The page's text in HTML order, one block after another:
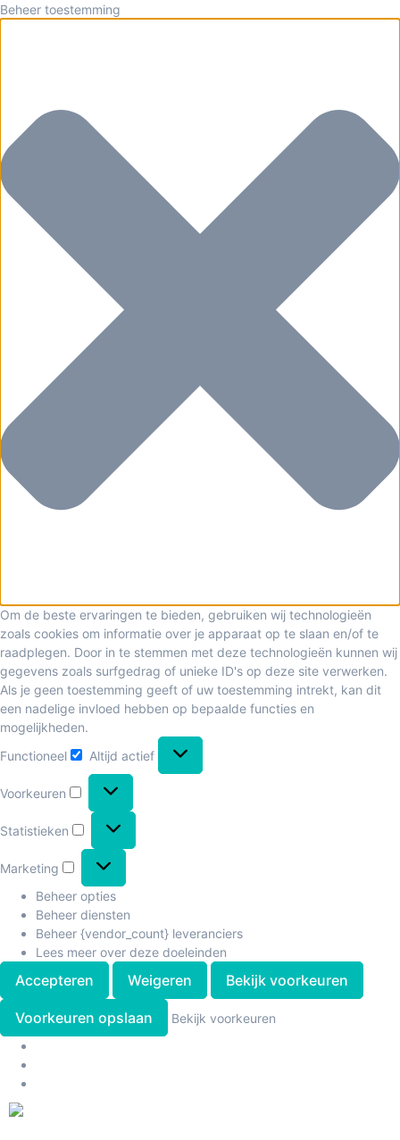
Beheer toestemming
Om de beste ervaringen te bieden, gebruiken wij technologieën
zoals cookies om informatie over je apparaat op te slaan en/of te
raadplegen. Door in te stemmen met deze technologieën kunnen wij
gegevens zoals surfgedrag of unieke ID's op deze site verwerken.
Als je geen toestemming geeft of uw toestemming intrekt, kan dit
een nadelige invloed hebben op bepaalde functies en
mogelijkheden.
Functioneel
Altijd actief
Voorkeuren
Statistieken
Marketing
Beheer opties
Beheer diensten
Beheer {vendor_count} leveranciers
Lees meer over deze doeleinden
Accepteren Weigeren Bekijk voorkeuren
Voorkeuren opslaan Bekijk voorkeuren